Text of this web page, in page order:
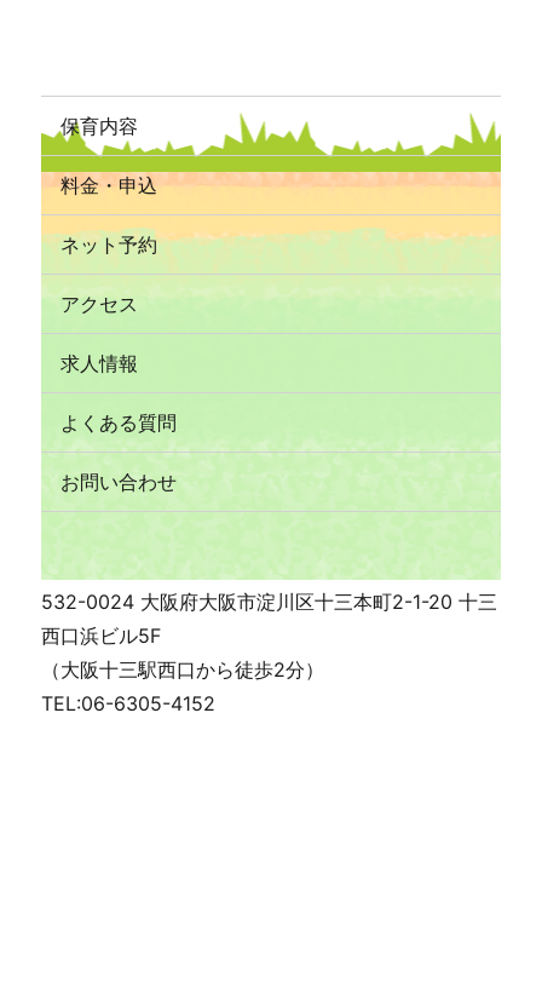
保育内容
料金・申込
ネット予約
アクセス
求人情報
よくある質問
お問い合わせ
532-0024 大阪府大阪市淀川区十三本町2-1-20 十三
西口浜ビル5F
（大阪十三駅西口から徒歩2分）
TEL:06-6305-4152